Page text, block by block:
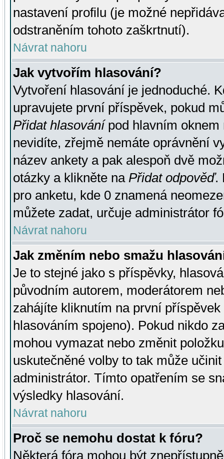
nastavení profilu (je možné
odstraněním tohoto zaškrtnutí).
Návrat nahoru
Jak vytvořím hlasování?
Vytvoření hlasování je jednoduché.
upravujete první příspěvek, pokud
Přidat hlasovánípod hlavním oknem
nevidíte, zřejmě nemáte oprávnění
název ankety a pak alespoň dvě
otázky a klikněte na Přidat odpověď.
pro anketu, kde 0 znamená
můžete zadat, určuje administrátor
Návrat nahoru
Jak změním nebo smažu
Je to stejné jako s příspěvky,
původním autorem, moderátorem
zahájíte kliknutím na první
hlasováním spojeno). Pokud nikdo
mohou vymazat nebo změnit
uskutečněné volby to tak může
administrátor. Tímto opatřením se
výsledky hlasování.
Návrat nahoru
Proč se nemohu dostat k fóru?
Některá fóra mohou být